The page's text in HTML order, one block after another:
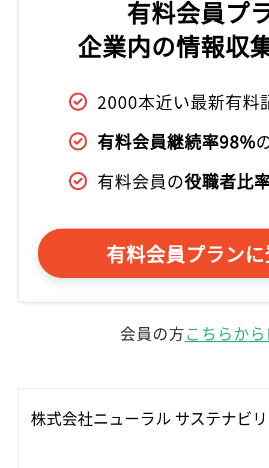
有料会員プ
企業内の情報収
2000本近い最新有料
有料会員継続率98%
有料会員の役職者比
有料会員プラン
会員の方こちらか
株式会社ニューラル サステナビ